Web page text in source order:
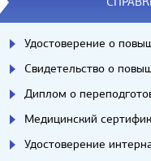
Удостоверение о
Свидетельство о
Диплом о
Медицинский
Удостоверение